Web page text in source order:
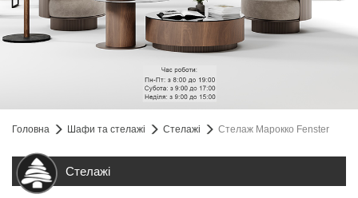
Головна Шафи та стелажі Стелажі Стелаж Марокко Fenster
Стелажі